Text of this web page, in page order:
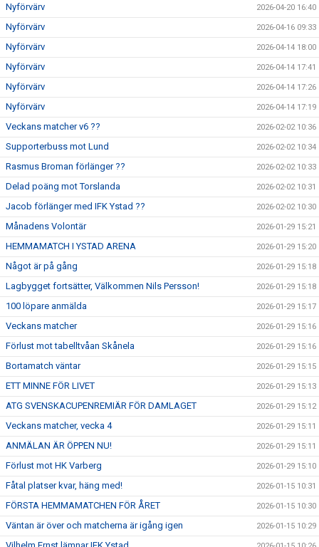
Nyförvärv 2026-04-20 16:40
Nyförvärv 2026-04-16 09:33
Nyförvärv 2026-04-14 18:00
Nyförvärv 2026-04-14 17:41
Nyförvärv 2026-04-14 17:26
Nyförvärv 2026-04-14 17:19
Veckans matcher v6 ?? 2026-02-02 10:36
Supporterbuss mot Lund 2026-02-02 10:34
Rasmus Broman förlänger ?? 2026-02-02 10:33
Delad poäng mot Torslanda 2026-02-02 10:31
Jacob förlänger med IFK Ystad ?? 2026-02-02 10:30
Månadens Volontär 2026-01-29 15:21
HEMMAMATCH I YSTAD ARENA 2026-01-29 15:20
Något är på gång 2026-01-29 15:18
Lagbygget fortsätter, Välkommen Nils Persson! 2026-01-29 15:18
100 löpare anmälda 2026-01-29 15:17
Veckans matcher 2026-01-29 15:16
Förlust mot tabelltvåan Skånela 2026-01-29 15:16
Bortamatch väntar 2026-01-29 15:15
ETT MINNE FÖR LIVET 2026-01-29 15:13
ATG SVENSKACUPENREMIÄR FÖR DAMLAGET 2026-01-29 15:12
Veckans matcher, vecka 4 2026-01-29 15:11
ANMÄLAN ÄR ÖPPEN NU! 2026-01-29 15:11
Förlust mot HK Varberg 2026-01-29 15:10
Fåtal platser kvar, häng med! 2026-01-15 10:31
FÖRSTA HEMMAMATCHEN FÖR ÅRET 2026-01-15 10:30
Väntan är över och matcherna är igång igen 2026-01-15 10:29